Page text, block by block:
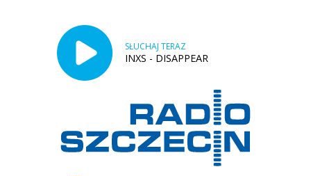
SŁUCHAJ TERAZ
INXS - DISAPPEAR